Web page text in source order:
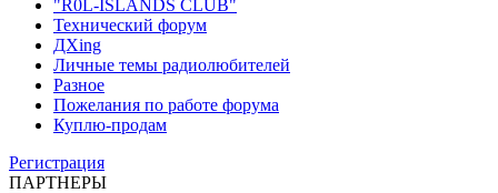
"R0L-ISLANDS CLUB"
Технический форум
ДХing
Личные темы радиолюбителей
Разное
Пожелания по работе форума
Куплю-продам
Регистрация
ПАРТНЕРЫ